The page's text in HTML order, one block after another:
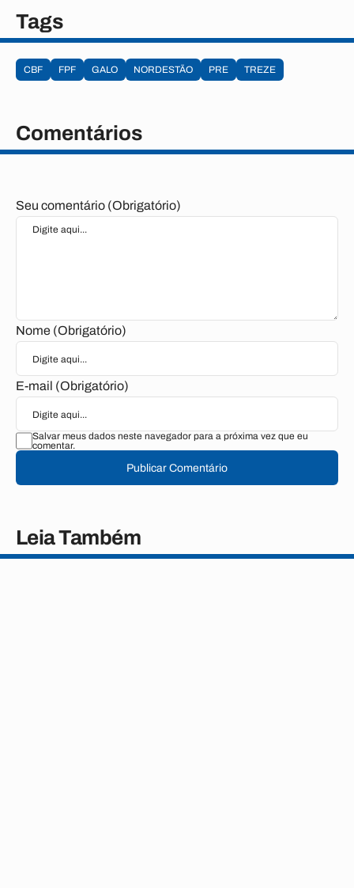
Tags
CBF FPF GALO NORDESTÃO PRE TREZE
Comentários
Seu comentário (Obrigatório)
Nome (Obrigatório)
E-mail (Obrigatório)
Salvar meus dados neste navegador para a próxima vez que eu
comentar.
Publicar Comentário
Leia Também